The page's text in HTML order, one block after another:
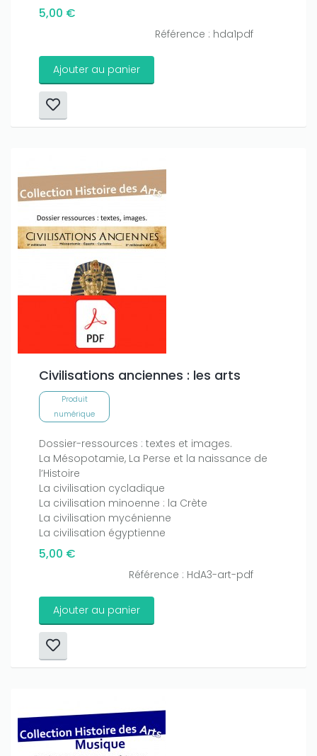
5,00 €
Référence : hda1pdf
Ajouter au panier
Civilisations anciennes : les arts
Produit
numérique
Dossier-ressources : textes et images.
La Mésopotamie, La Perse et la naissance de
l’Histoire
La civilisation cycladique
La civilisation minoenne : la Crète
La civilisation mycénienne
La civilisation égyptienne
5,00 €
Référence : HdA3-art-pdf
Ajouter au panier